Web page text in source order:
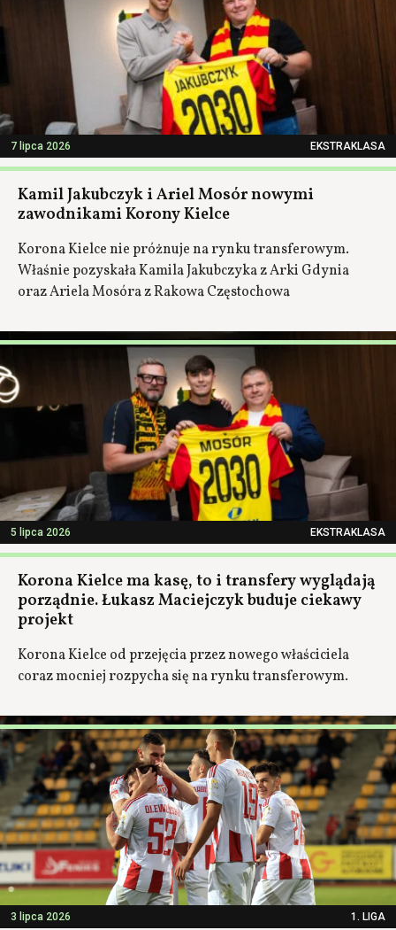
7 lipca 2026 EKSTRAKLASA
Kamil Jakubczyk i Ariel Mosór nowymi
zawodnikami Korony Kielce
Korona Kielce nie próżnuje na rynku transferowym.
Właśnie pozyskała Kamila Jakubczyka z Arki Gdynia
oraz Ariela Mosóra z Rakowa Częstochowa
5 lipca 2026 EKSTRAKLASA
Korona Kielce ma kasę, to i transfery wyglądają
porządnie. Łukasz Maciejczyk buduje ciekawy
projekt
Korona Kielce od przejęcia przez nowego właściciela
coraz mocniej rozpycha się na rynku transferowym.
3 lipca 2026 1. LIGA